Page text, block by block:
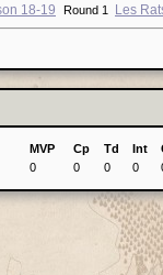
18-19 Round 1 Les
MVP Cp Td Int
0 0 0 0